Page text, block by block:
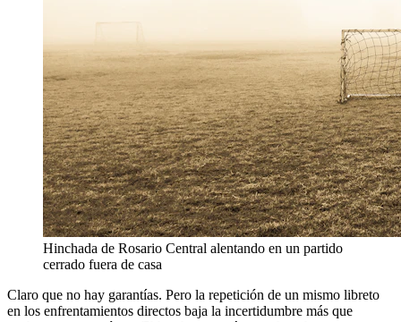
Hinchada de Rosario Central alentando en un partido
cerrado fuera de casa
Claro que no hay garantías. Pero la repetición de un mismo libreto
en los enfrentamientos directos baja la incertidumbre más que